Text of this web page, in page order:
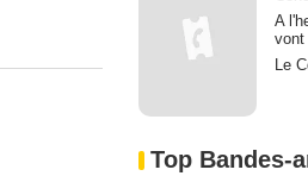
A
vont
Le
Top Bandes-
Mutiny Bande-annonce VO STFR